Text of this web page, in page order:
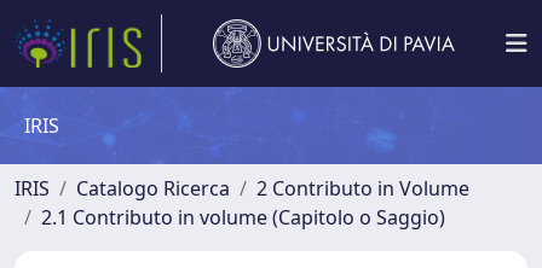
IRIS
IRIS Catalogo Ricerca
2 Contributo in Volume
2.1 Contributo in volume (Capitolo o Saggio)